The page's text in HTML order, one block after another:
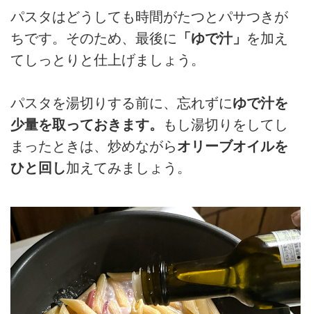
パスタはどうしても時間がたつとパサつきが
ちです。そのため、最後に 「ゆで汁」 を加え
てしっとりと仕上げましょう。
パスタを湯切りする前に、忘れずにゆで汁を
少量を取っておきます。
もし湯切りをしてし
まったときは、炒めながらオリーブオイルを
ひと回し加えてみましょう。